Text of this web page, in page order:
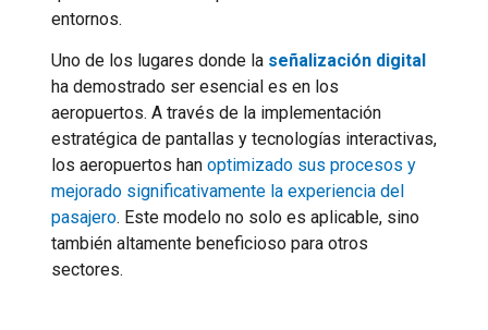
entornos.
Uno de los lugares donde la señalización digital
ha demostrado ser esencial es en los
aeropuertos. A través de la implementación
estratégica de pantallas y tecnologías interactivas,
los aeropuertos han optimizado sus procesos y
mejorado significativamente la experiencia del
pasajero. Este modelo no solo es aplicable, sino
también altamente beneficioso para otros
sectores.